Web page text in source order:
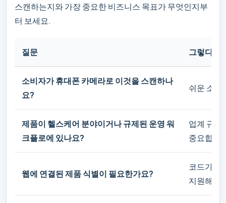
스캔하는지와 가장 중요한 비즈니스 목표가 무엇인지부
터 보세요.
질문 그렇다면
소비자가 휴대폰 카메라로 이것을 스캔하나
요?
쉬운 소비
제품이 헬스케어 분야이거나 규제된 운영 워
크플로에 있나요?
업계 규정
중요합니
웹에 연결된 제품 식별이 필요한가요?
코드가 제
지원해야